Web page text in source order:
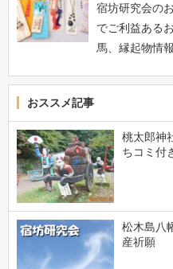
宿坊研究会の
でご利益ある
馬、縁起物情
おススメ記事
桃太郎神
ちコミ付
松木島八
産祈願